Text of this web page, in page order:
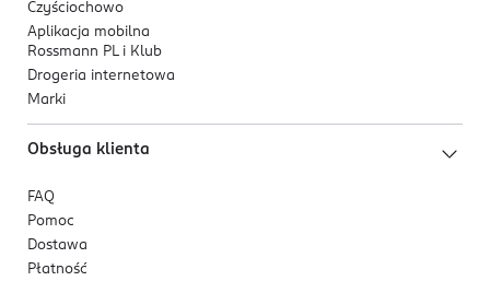
Czyściochowo
Aplikacja mobilna
Rossmann PL i Klub
Drogeria internetowa
Marki
Obsługa klienta
FAQ
Pomoc
Dostawa
Płatność